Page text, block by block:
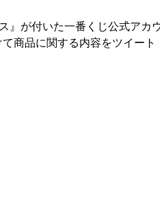
』が付いた一番くじ公式アカ
商品に関する内容をツイート